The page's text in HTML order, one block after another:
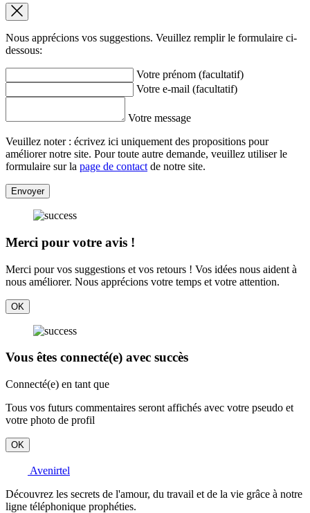
Nous apprécions vos suggestions. Veuillez remplir le formulaire ci-
dessous:
Votre prénom (facultatif)
Votre e-mail (facultatif)
Votre message
Veuillez noter : écrivez ici uniquement des propositions pour
améliorer notre site. Pour toute autre demande, veuillez utiliser le
formulaire sur la page de contact de notre site.
Envoyer
Merci pour votre avis !
Merci pour vos suggestions et vos retours ! Vos idées nous aident à
nous améliorer. Nous apprécions votre temps et votre attention.
OK
Vous êtes connecté(e) avec succès
Connecté(e) en tant que
Tous vos futurs commentaires seront affichés avec votre pseudo et
votre photo de profil
OK
Avenirtel
Découvrez les secrets de l'amour, du travail et de la vie grâce à notre
ligne téléphonique prophéties.